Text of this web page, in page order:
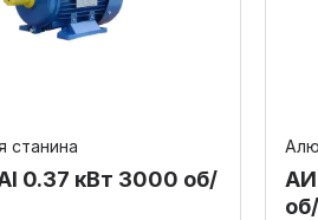
станина
0.37 кВт 3000 об/